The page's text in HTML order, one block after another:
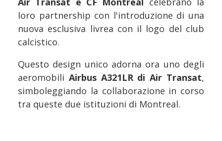
loro partnership con l'introduzione di una
nuova esclusiva livrea con il logo del club
calcistico.
Questo design unico adorna ora uno degli
aeromobili Airbus A321LR di Air Transat,
simboleggiando la collaborazione in corso
tra queste due istituzioni di Montreal.